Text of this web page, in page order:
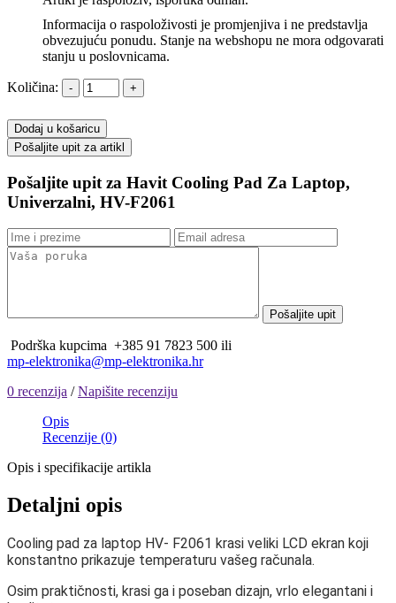
Informacija o raspoloživosti je promjenjiva i ne predstavlja
obvezujuću ponudu. Stanje na webshopu ne mora odgovarati
stanju u poslovnicama.
Količina:
Dodaj u košaricu
Pošaljite upit za Havit Cooling Pad Za Laptop,
Univerzalni, HV-F2061
Podrška kupcima +385 91 7823 500 ili
mp-elektronika@mp-elektronika.hr
0 recenzija /Napišite recenziju
Opis
Recenzije (0)
Opis i specifikacije artikla
Detaljni opis
Cooling pad za laptop HV- F2061 krasi veliki LCD ekran koji
konstantno prikazuje temperaturu vašeg računala.
Osim praktičnosti, krasi ga i poseban dizajn, vrlo elegantani i